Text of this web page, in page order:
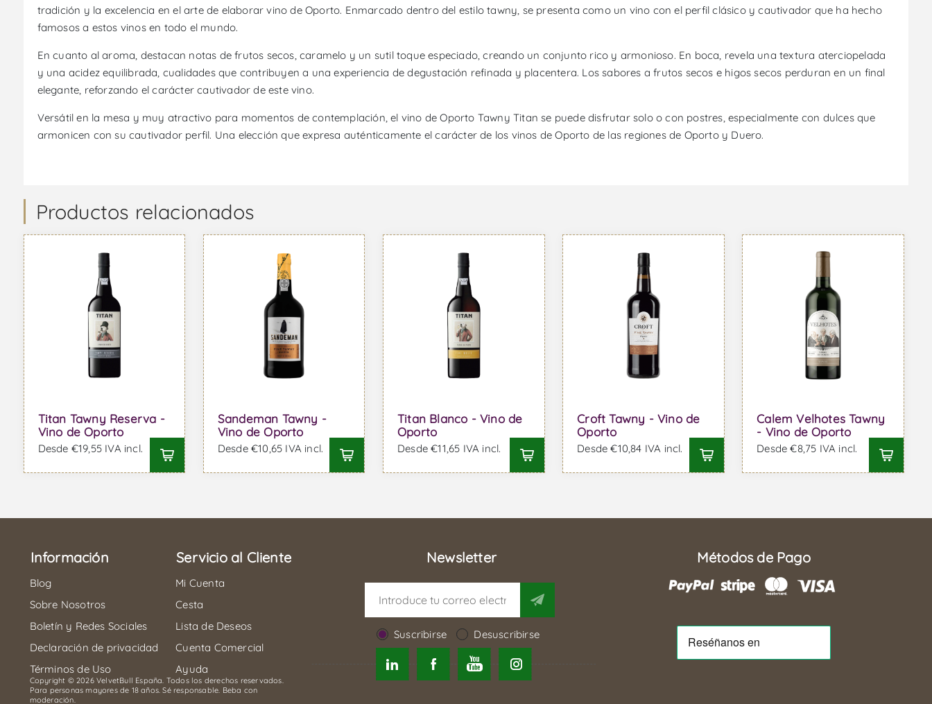
tradición y la excelencia en el arte de elaborar vino de Oporto. Enmarcado dentro del estilo tawny, se presenta como un vino con el perfil clásico y cautivador que ha hecho
famosos a estos vinos en todo el mundo.
En cuanto al aroma, destacan notas de frutos secos, caramelo y un sutil toque especiado, creando un conjunto rico y armonioso. En boca, revela una textura aterciopelada
y una acidez equilibrada, cualidades que contribuyen a una experiencia de degustación refinada y placentera. Los sabores a frutos secos e higos secos perduran en un final
elegante, reforzando el carácter cautivador de este vino.
Versátil en la mesa y muy atractivo para momentos de contemplación, el vino de Oporto Tawny Titan se puede disfrutar solo o con postres, especialmente con dulces que
armonicen con su cautivador perfil. Una elección que expresa auténticamente el carácter de los vinos de Oporto de las regiones de Oporto y Duero.
Productos relacionados
Titan Tawny Reserva -
Vino de Oporto
Desde €19,55 IVA incl.
Sandeman Tawny -
Vino de Oporto
Desde €10,65 IVA incl.
Titan Blanco - Vino de
Oporto
Desde €11,65 IVA incl.
Croft Tawny - Vino de
Oporto
Desde €10,84 IVA incl.
Calem Velhotes Tawny
- Vino de Oporto
Desde €8,75 IVA incl.
Información
Blog
Sobre Nosotros
Boletín y Redes Sociales
Declaración de privacidad
Términos de Uso
Servicio al Cliente
Mi Cuenta
Cesta
Lista de Deseos
Cuenta Comercial
Ayuda
Newsletter
Suscribirse Desuscribirse
Métodos de Pago
Copyright © 2026 VelvetBull España. Todos los derechos reservados.
Para personas mayores de 18 años. Sé responsable. Beba con
moderación.